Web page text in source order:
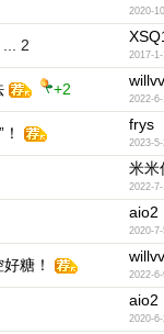
2020-
2
2017-
+2
2022-
frys
2023-5-
米米
2022-
aio2
2020-7-
糖！
2022-6-
aio2
2020-